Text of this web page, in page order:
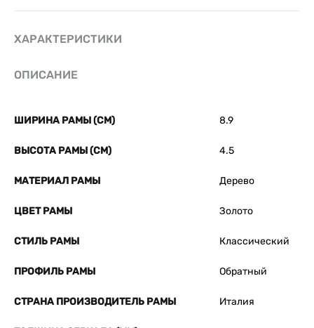
ХАРАКТЕРИСТИКИ
ОПИСАНИЕ
ШИРИНА РАМЫ (СМ) 8.9
ВЫСОТА РАМЫ (СМ) 4.5
МАТЕРИАЛ РАМЫ Дерево
ЦВЕТ РАМЫ Золото
СТИЛЬ РАМЫ Классический
ПРОФИЛЬ РАМЫ Обратный
СТРАНА ПРОИЗВОДИТЕЛЬ РАМЫ Италия